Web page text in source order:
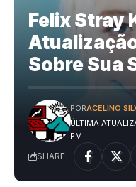
Felix Stray
Sobre Sua
ÚLTIMA
PM
PORACELINO
SHARE